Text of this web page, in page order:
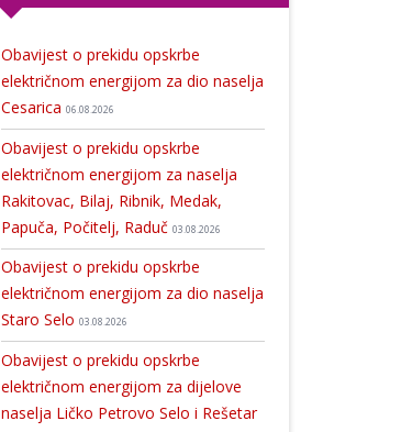
Obavijest o prekidu opskrbe
električnom energijom za dio naselja
Cesarica 06.08.2026
Obavijest o prekidu opskrbe
električnom energijom za naselja
Rakitovac, Bilaj, Ribnik, Medak,
Papuča, Počitelj, Raduč 03.08.2026
Obavijest o prekidu opskrbe
električnom energijom za dio naselja
Staro Selo 03.08.2026
Obavijest o prekidu opskrbe
električnom energijom za dijelove
naselja Ličko Petrovo Selo i Rešetar